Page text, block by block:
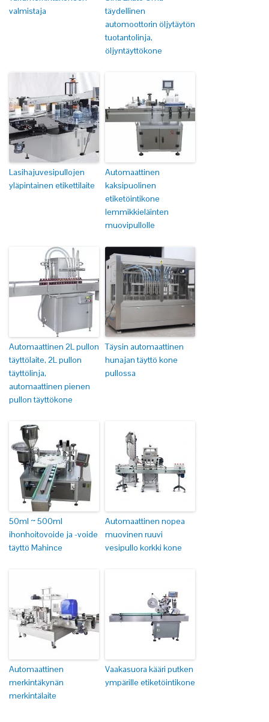
valmistaja
täydellinen
automoottorin öljytäytön
tuotantolinja,
öljyntäyttökone
Lasihajuvesipullojen
yläpintainen etikettilaite
Automaattinen
kaksipuolinen
etiketöintikone
lemmikkieläinten
muovipullolle
Automaattinen 2L pullon
täyttölaite, 2L pullon
täyttölinja,
automaattinen pienen
pullon täyttökone
Täysin automaattinen
hunajan täyttö kone
pullossa
50ml ~ 500ml
ihonhoitovoide ja -voide
täyttö Mahince
Automaattinen nopea
muovinen ruuvi
vesipullo korkki kone
Automaattinen
merkintäkynän
merkintälaite
Vaakasuora kääri putken
ympärille etiketöintikone